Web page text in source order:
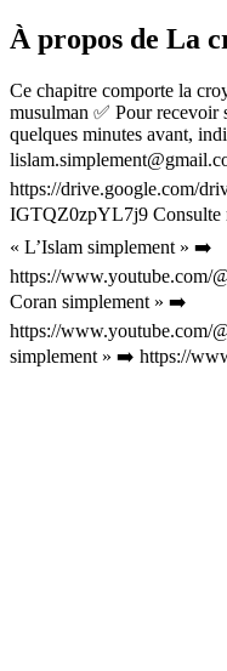
À propos de La
Ce chapitre comporte la
musulman ✅ Pour
quelques minutes avant,
https://drive.google.com/
IGTQZ0zpYL7j9 Consulte
« L’Islam simplement » ➡️
⁠⁠https://www.youtube.com/
Coran simplement » ➡️⁠
https://www.youtube.com/
simplement » ➡️ ⁠⁠https://